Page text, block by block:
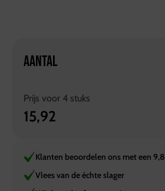
AANTAL
Prijs voor 4 stuks
15,92
Klanten beoordelen ons met een 9,8
Vlees van de échte slager